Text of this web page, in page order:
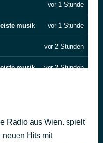
vor 1 Stunde
musik vor 1 Stunde
vor 2 Stunden
musik vor 2 Stunden
Radio aus Wien, spielt
neuen Hits mit